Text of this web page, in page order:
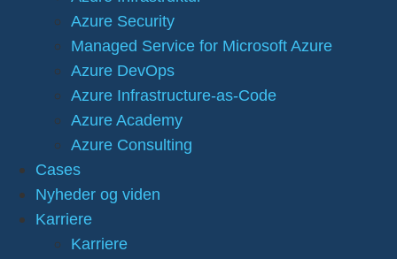
Azure Security
Managed Service for Microsoft Azure
Azure DevOps
Azure Infrastructure-as-Code
Azure Academy
Azure Consulting
Cases
Nyheder og viden
Karriere
Karriere